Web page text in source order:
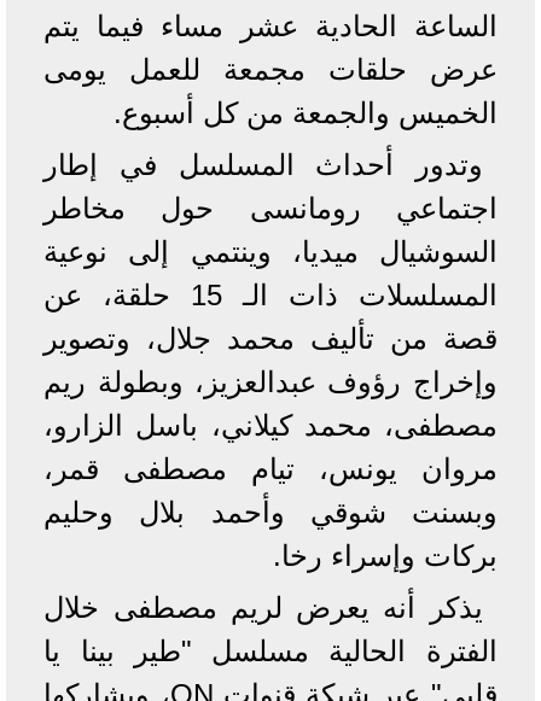
الساعة الحادية عشر مساء فيما يتم
عرض حلقات مجمعة للعمل يومى
الخميس والجمعة من كل أسبوع.
وتدور أحداث المسلسل في إطار
اجتماعي رومانسى حول مخاطر
السوشيال ميديا، وينتمي إلى نوعية
المسلسلات ذات الـ 15 حلقة، عن
قصة من تأليف محمد جلال، وتصوير
وإخراج رؤوف عبدالعزيز، وبطولة ريم
مصطفى، محمد كيلاني، باسل الزارو،
مروان يونس، تيام مصطفى قمر،
وبسنت شوقي وأحمد بلال وحليم
بركات وإسراء رخا.
يذكر أنه يعرض لريم مصطفى خلال
الفترة الحالية مسلسل "طير بينا يا
قلبي" عبر شبكة قنوات ON، ويشاركها